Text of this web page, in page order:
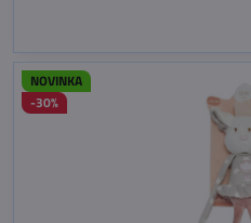
NOVINKA
-30%